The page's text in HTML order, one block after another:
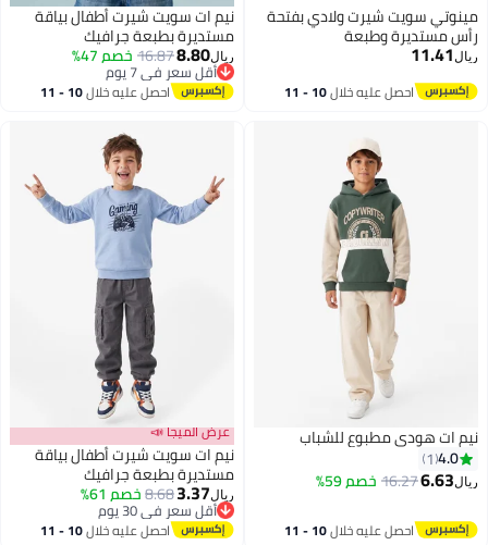
مينوتي سويت شيرت ولادي بفتحة
رأس مستديرة وطبعة
ريال11.41
احصل عليه خلال 10 - 11
نيم ات سويت شيرت أطفال بياقة
مستديرة بطبعة جرافيك
ريال8.80
16.87خصم 47%
أقل سعر في 7 يوم
أقل سعر في 7 يوماحصل عليه خلال 10 - 11
نيم ات هودي مطبوع للشباب
4.0
1
ريال6.63
16.27خصم 59%
احصل عليه خلال 10 - 11
عرض الميجا 📣
نيم ات سويت شيرت أطفال بياقة
مستديرة بطبعة جرافيك
ريال3.37
8.68خصم 61%
أقل سعر في 30 يوم
أقل سعر في 30 يوماحصل عليه خلال 10 - 11